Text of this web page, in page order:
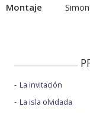
Montaje
La invitación
La isla olvidada